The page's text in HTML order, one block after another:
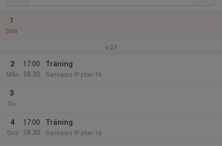
1
Sön
v.23
2
Mån
17:00
18:30
Träning
Sannarps IP plan 16
3
Tis
4
Ons
17:00
18:30
Träning
Sannarps IP plan 16